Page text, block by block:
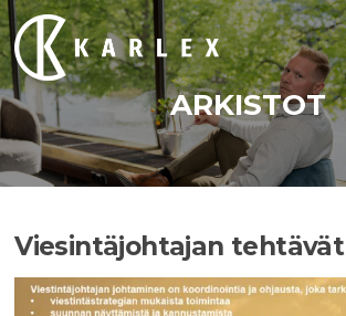
Siirry
suoraan
sisältöön
ARKISTOT
Viesintäjohtajan tehtävät